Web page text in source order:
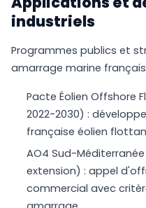
industriels
Programmes publics et
amarrage marine
Pacte Éolien Offshore
2022-2030) :
française éolien
AO4 Sud-
extension) : appel
commercial avec